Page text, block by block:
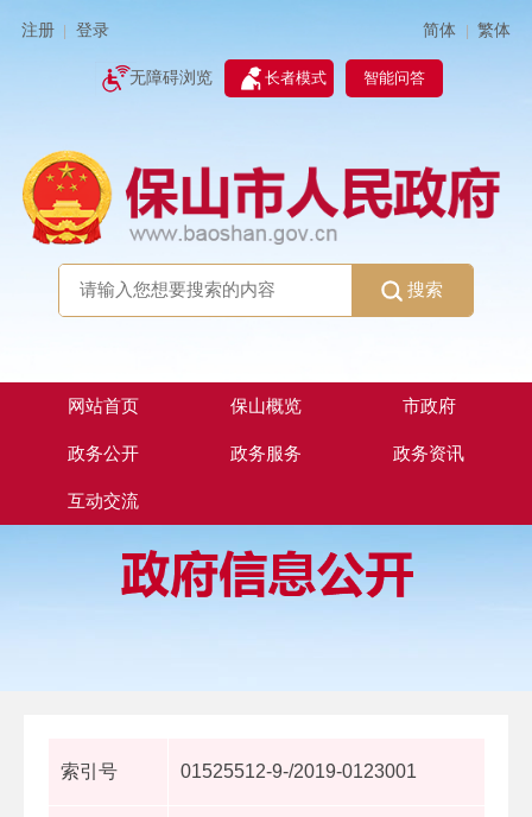
注册 登录 简体 | 繁体
无障碍浏览 长者模式 智能问答
搜索
网站首页 保山概览 市政府
政务公开 政务服务 政务资讯
互动交流
索引号 01525512-9-/2019-0123001